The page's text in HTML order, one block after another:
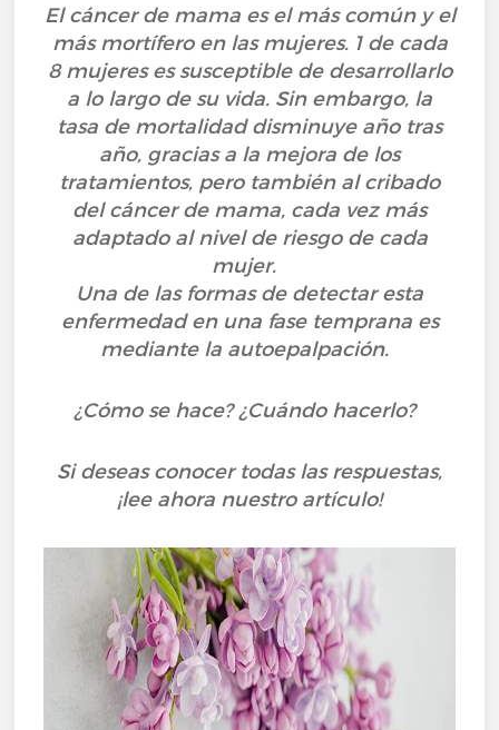
El cáncer de mama es el más común y el
más mortífero en las mujeres. 1 de cada
8 mujeres es susceptible de desarrollarlo
a lo largo de su vida. Sin embargo, la
tasa de mortalidad disminuye año tras
año, gracias a la mejora de los
tratamientos, pero también al cribado
del cáncer de mama, cada vez más
adaptado al nivel de riesgo de cada
mujer.
Una de las formas de detectar esta
enfermedad en una fase temprana es
mediante la autoepalpación.
¿Cómo se hace? ¿Cuándo hacerlo?
Si deseas conocer todas las respuestas,
¡lee ahora nuestro artículo!